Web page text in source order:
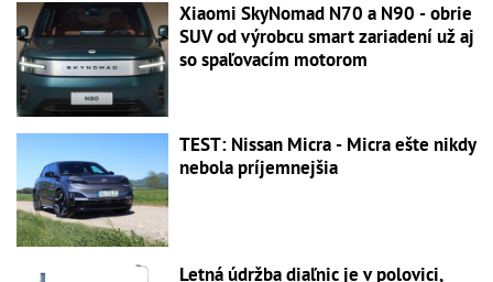
Xiaomi SkyNomad N70 a N90 - obrie
SUV od výrobcu smart zariadení už aj
so spaľovacím motorom
TEST: Nissan Micra - Micra ešte nikdy
nebola príjemnejšia
Letná údržba diaľnic je v polovici,